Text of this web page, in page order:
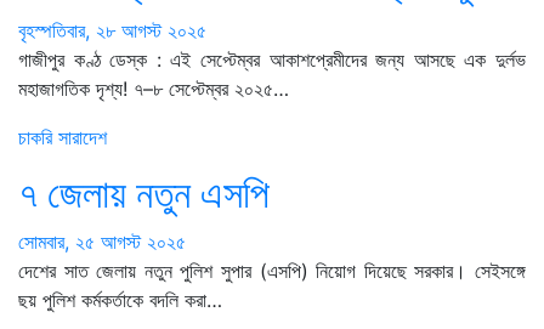
বৃহস্পতিবার, ২৮ আগস্ট ২০২৫
গাজীপুর কণ্ঠ ডেস্ক : এই সেপ্টেম্বর আকাশপ্রেমীদের জন্য আসছে এক দুর্লভ
মহাজাগতিক দৃশ্য! ৭–৮ সেপ্টেম্বর ২০২৫…
চাকরি সারাদেশ
৭ জেলায় নতুন এসপি
সোমবার, ২৫ আগস্ট ২০২৫
দেশের সাত জেলায় নতুন পুলিশ সুপার (এসপি) নিয়োগ দিয়েছে সরকার। সেইসঙ্গে
ছয় পুলিশ কর্মকর্তাকে বদলি করা…